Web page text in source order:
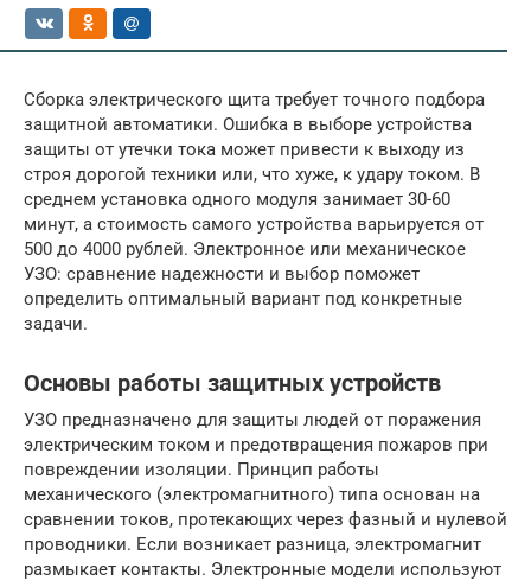
Сборка электрического щита требует точного подбора
защитной автоматики. Ошибка в выборе устройства
защиты от утечки тока может привести к выходу из
строя дорогой техники или, что хуже, к удару током. В
среднем установка одного модуля занимает 30-60
минут, а стоимость самого устройства варьируется от
500 до 4000 рублей. Электронное или механическое
УЗО: сравнение надежности и выбор поможет
определить оптимальный вариант под конкретные
задачи.
Основы работы защитных устройств
УЗО предназначено для защиты людей от поражения
электрическим током и предотвращения пожаров при
повреждении изоляции. Принцип работы
механического (электромагнитного) типа основан на
сравнении токов, протекающих через фазный и нулевой
проводники. Если возникает разница, электромагнит
размыкает контакты. Электронные модели используют